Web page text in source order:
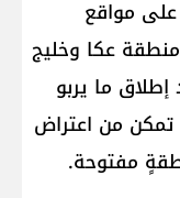
مواقع
عكا وخليج
ما يربو
تمكن من اعتراض
مفتوحة.